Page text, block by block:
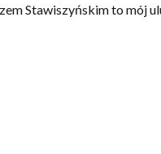
Stawiszyńskim to mój